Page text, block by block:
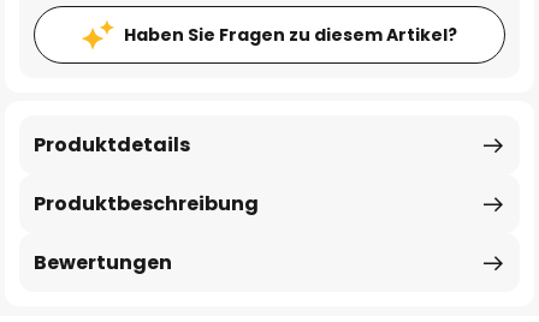
Haben Sie Fragen zu diesem Artikel?
Produktbeschreibung
Produktdetails
Bewertungen